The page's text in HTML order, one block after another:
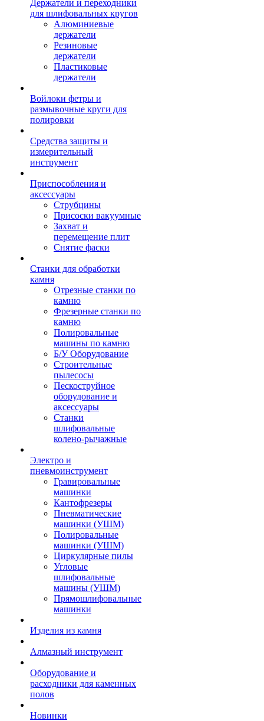
Держатели и переходники
для шлифовальных кругов
Алюминиевые
держатели
Резиновые
держатели
Пластиковые
держатели
Войлоки фетры и
размывочные круги для
полировки
Средства защиты и
измерительный
инструмент
Приспособления и
аксессуары
Струбцины
Присоски вакуумные
Захват и
перемещение плит
Снятие фаски
Станки для обработки
камня
Отрезные станки по
камню
Фрезерные станки по
камню
Полировальные
машины по камню
Б/У Оборудование
Строительные
пылесосы
Пескоструйное
оборудование и
аксессуары
Станки
шлифовальные
колено-рычажные
Электро и
пневмоинструмент
Гравировальные
машинки
Кантофрезеры
Пневматические
машинки (УШМ)
Полировальные
машинки (УШМ)
Циркулярные пилы
Угловые
шлифовальные
машины (УШМ)
Прямошлифовальные
машинки
Изделия из камня
Алмазный инструмент
Оборудование и
расходники для каменных
полов
Новинки